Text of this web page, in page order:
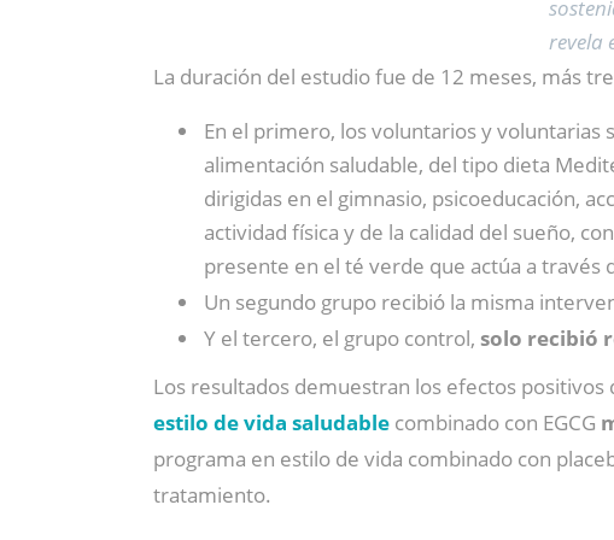
revela
La duración del estudio fue de 12 meses, más
En el primero, los voluntarios y voluntarias
alimentación saludable, del tipo dieta
dirigidas en el gimnasio, psicoeducación,
actividad física y de la calidad del sueño,
presente en el té verde que actúa a
Un segundo grupo recibió la misma
Y el tercero, el grupo control, solo recibió
Los resultados demuestran los efectos
estilo de vida saludable combinado con EGCG
programa en estilo de vida combinado con
tratamiento.